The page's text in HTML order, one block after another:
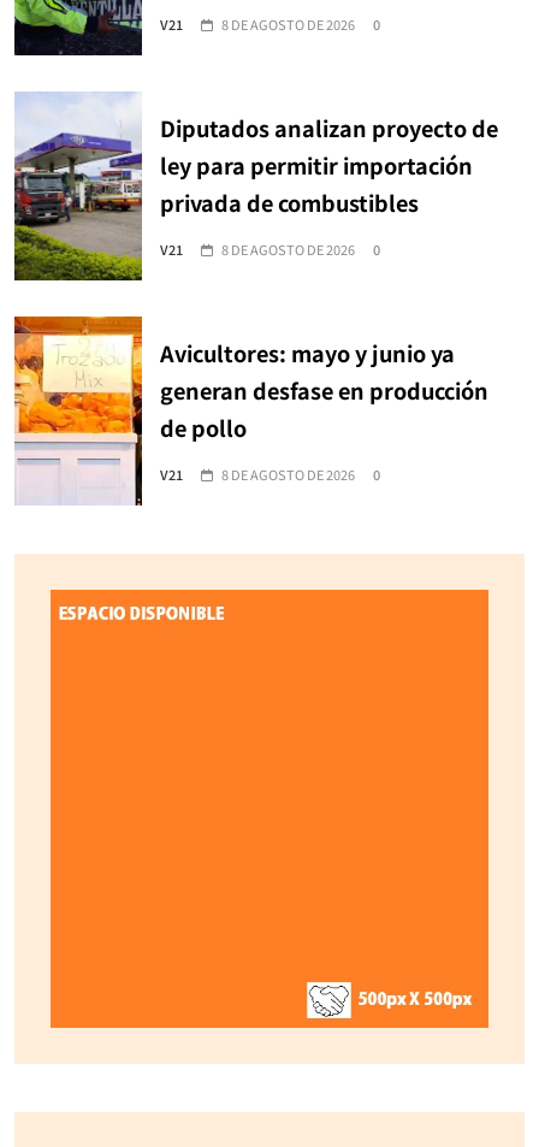
V21 8 DE AGOSTO DE 2026 0
Diputados analizan proyecto de
ley para permitir importación
privada de combustibles
V21 8 DE AGOSTO DE 2026 0
Avicultores: mayo y junio ya
generan desfase en producción
de pollo
V21 8 DE AGOSTO DE 2026 0